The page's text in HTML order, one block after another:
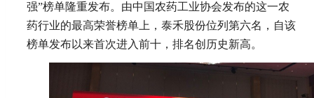
强”榜单隆重发布。由中国农药工业协会发布的这一农
药行业的最高荣誉榜单上，泰禾股份位列第六名，自该
榜单发布以来首次进入前十，排名创历史新高。